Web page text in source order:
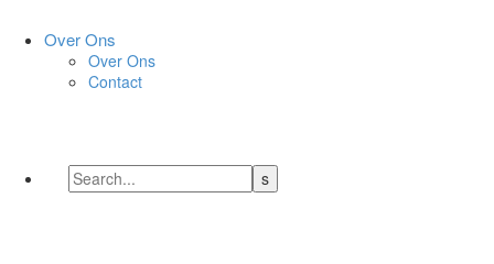
Over Ons
Over Ons
Contact